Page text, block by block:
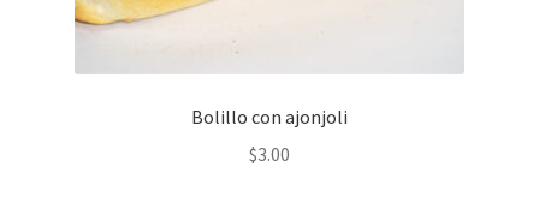
Bolillo con ajonjoli
$3.00